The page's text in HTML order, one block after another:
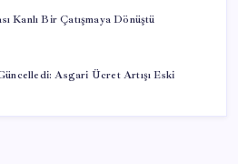
Kanlı Bir Çatışmaya Dönüştü
Asgari Ücret Artışı Eski